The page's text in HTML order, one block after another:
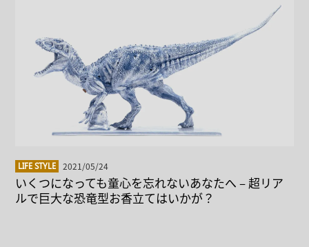
LIFE STYLE 2021/05/24
いくつになっても童心を忘れないあなたへ – 超リア
ルで巨大な恐竜型お香立てはいかが？